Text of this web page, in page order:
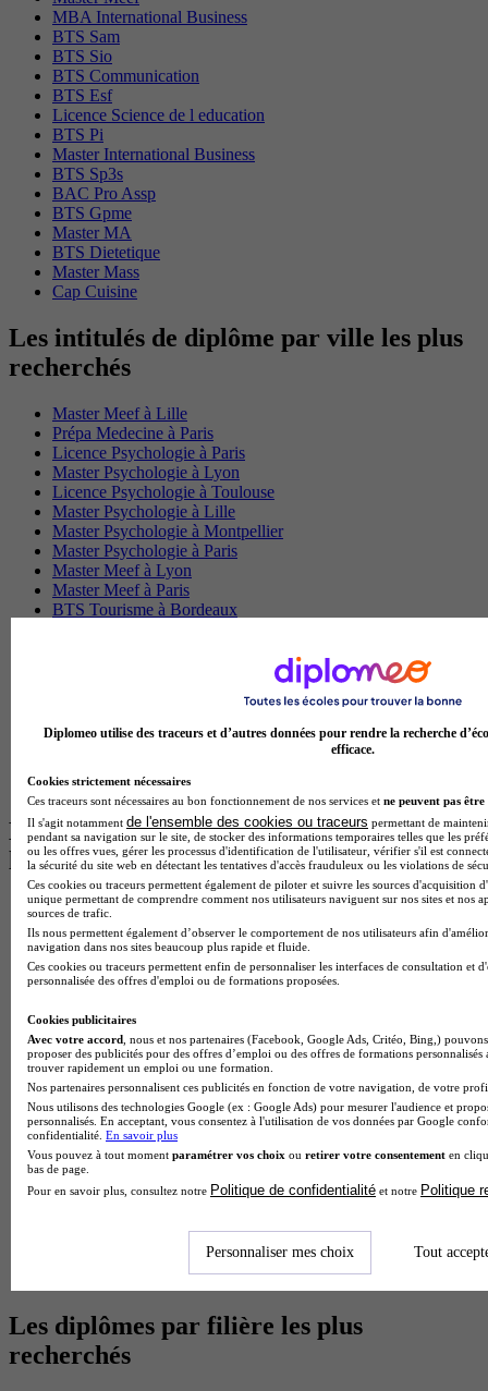
MBA International Business
BTS Sam
BTS Sio
BTS Communication
BTS Esf
Licence Science de l education
BTS Pi
Master International Business
BTS Sp3s
BAC Pro Assp
BTS Gpme
Master MA
BTS Dietetique
Master Mass
Cap Cuisine
Les intitulés de diplôme par ville les plus
recherchés
Master Meef à Lille
Prépa Medecine à Paris
Licence Psychologie à Paris
Master Psychologie à Lyon
Licence Psychologie à Toulouse
Master Psychologie à Lille
Master Psychologie à Montpellier
Master Psychologie à Paris
Master Meef à Lyon
Master Meef à Paris
BTS Tourisme à Bordeaux
BTS Communication à Bordeaux
Master Psychologie à Angers
BTS Ndrc à Lyon
Les intitulés de diplôme par alternance
les plus recherchés
BTS Esf en alternance
BTS Dietetique en alternance
BTS Mco en alternance
BTS Pi en alternance
BTS Sp3s en alternance
BTS Ndrc en alternance
BTS Sam en alternance
Cap Fleuriste en alternance
BTS Sio en alternance
MSc Marketing Digital en alternance
BTS Gpme en alternance
Cap Electricien en alternance
BTS Gpn en alternance
BTS Domotique en alternance
BAC Pro Agora en alternance
BTS Tpl en alternance
BTS Ati en alternance
Les diplômes par filière les plus
recherchés
Diplomeo utilise des traceurs et d’autres données pour rendre la recherche
efficace.
Cookies strictement nécessaires
Ces traceurs sont nécessaires au bon fonctionnement de nos services et ne peuvent pas être
Il s'agit notamment de l'ensemble des cookies ou traceurs permettant de
pendant sa navigation sur le site, de stocker des informations temporaires telles que les
ou les offres vues, gérer les processus d'identification de l'utilisateur, vérifier s'il est
la sécurité du site web en détectant les tentatives d'accès frauduleux ou les violations de
Ces cookies ou traceurs permettent également de piloter et suivre les sources d'acquisition
unique permettant de comprendre comment nos utilisateurs naviguent sur nos sites et nos
sources de trafic.
Ils nous permettent également d’observer le comportement de nos utilisateurs afin
navigation dans nos sites beaucoup plus rapide et fluide.
Ces cookies ou traceurs permettent enfin de personnaliser les interfaces de consultation et
personnalisée des offres d'emploi ou de formations proposées.
Cookies publicitaires
Avec votre accord , nous et nos partenaires (Facebook, Google Ads, Critéo, Bing,)
proposer des publicités pour des offres d’emploi ou des offres de formations
trouver rapidement un emploi ou une formation.
Nos partenaires personnalisent ces publicités en fonction de votre navigation, de votre
Nous utilisons des technologies Google (ex : Google Ads) pour mesurer l'audience et
personnalisés. En acceptant, vous consentez à l'utilisation de vos données par Google
confidentialité. En savoir plus
Vous pouvez à tout moment paramétrer vos choix ou retirer votre consentement en
bas de page.
Pour en savoir plus, consultez notre Politique de confidentialité et notre Politique
Personnaliser mes choix Tout